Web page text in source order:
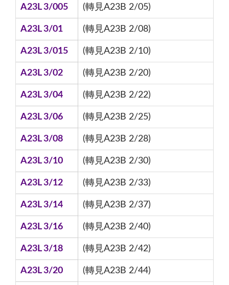
A23L 3/005 (轉見A23B 2/05)
A23L 3/01 (轉見A23B 2/08)
A23L 3/015 (轉見A23B 2/10)
A23L 3/02 (轉見A23B 2/20)
A23L 3/04 (轉見A23B 2/22)
A23L 3/06 (轉見A23B 2/25)
A23L 3/08 (轉見A23B 2/28)
A23L 3/10 (轉見A23B 2/30)
A23L 3/12 (轉見A23B 2/33)
A23L 3/14 (轉見A23B 2/37)
A23L 3/16 (轉見A23B 2/40)
A23L 3/18 (轉見A23B 2/42)
A23L 3/20 (轉見A23B 2/44)